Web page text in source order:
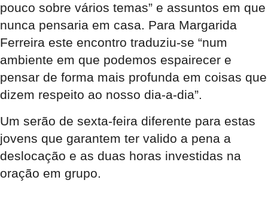
pouco sobre vários temas” e assuntos em que
nunca pensaria em casa. Para Margarida
Ferreira este encontro traduziu-se “num
ambiente em que podemos espairecer e
pensar de forma mais profunda em coisas que
dizem respeito ao nosso dia-a-dia”.
Um serão de sexta-feira diferente para estas
jovens que garantem ter valido a pena a
deslocação e as duas horas investidas na
oração em grupo.